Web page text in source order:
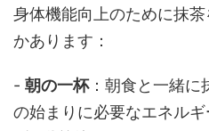
身体機能向上のために抹
かあります：
- 朝の一杯：朝食と一緒に
の始まりに必要なエネル